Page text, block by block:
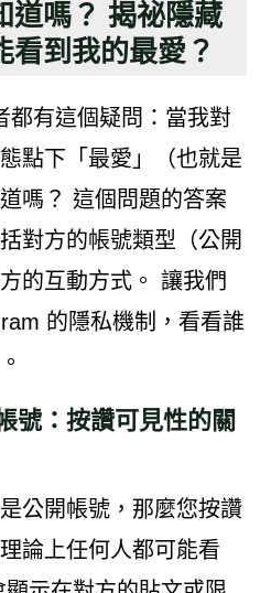
道嗎？ 揭祕隱藏
看到我的最愛？
都有這個疑問：當我對
點下「最愛」（也就是
嗎？ 這個問題的答案
對方的帳號類型（公開
的互動方式。 讓我們
的隱私機制，看看誰
號：按讚可見性的關
公開帳號，那麼您按讚
論上任何人都可能看